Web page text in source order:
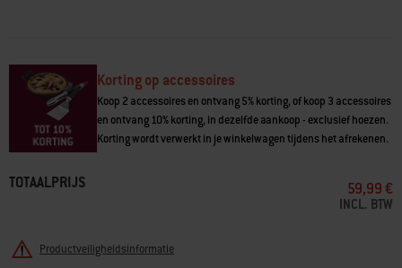
• Voeg een bakplaat toe aan je Weber® Q®-barbecue
• Gemaakt van met porselein-geëmailleerd gietijzer
• Verwarmt gelijkmatig over het oppervlak en houdt warmte vast
• Anti-aanbaklaag is ideaal voor verschillende soorten voedsel
Korting op accessoires
Koop 2 accessoires en ontvang 5% korting, of koop 3 accessoires
en ontvang 10% korting, in dezelfde aankoop - exclusief hoezen.
Korting wordt verwerkt in je winkelwagen tijdens het afrekenen.
TOTAALPRIJS 59,99 €
INCL. BTW
Productveiligheidsinformatie